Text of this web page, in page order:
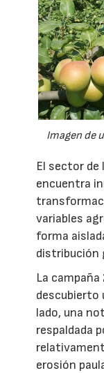
Imagen de
El sector de
encuentra
variables
forma
distribución
La
descubierto
lado, una
respaldada
erosión